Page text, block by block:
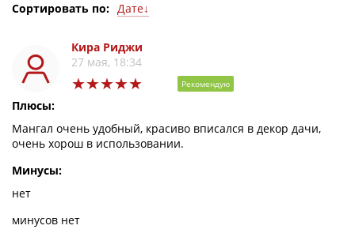
Сортировать по: Дате↓
Дате↑
Оценке↑
Кира Риджи
27 мая, 18:34
Рекомендую
Плюсы:
Мангал очень удобный, красиво вписался в декор дачи,
очень хорош в использовании.
Минусы:
нет
минусов нет